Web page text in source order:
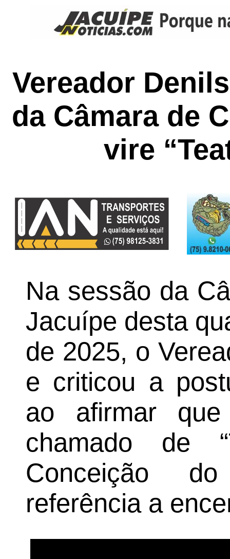
Vereador
da Câmara de
vire
Na sessão da
Jacuípe desta
de 2025, o
e criticou a
ao afirmar
chamado de
Conceição
referência a